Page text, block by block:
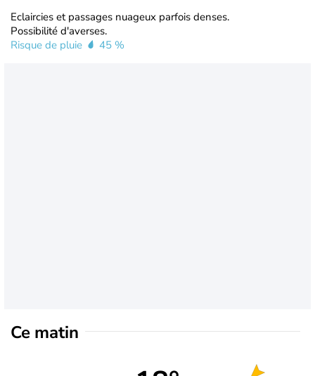
Eclaircies et passages nuageux parfois denses.
Possibilité d'averses.
Risque de pluie
45 %
Ce matin